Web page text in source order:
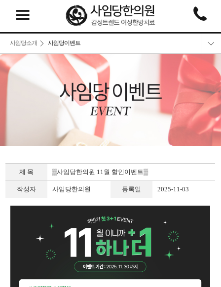
사임당소개 사임당이벤트
여성뷰티& 마음 교정 전문가
사임당 한방체형과학시스템
핵심 경쟁력
위치안내
사임당이벤트
제 목 ▒사임당한의원 11월 할인이벤트▒
작성자 사임당한의원 등록일 2025-11-03